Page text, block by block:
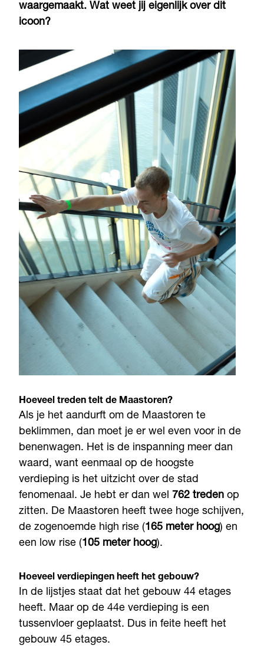
waargemaakt. Wat weet jij eigenlijk over dit
icoon?
Hoeveel treden telt de Maastoren?
Als je het aandurft om de Maastoren te
beklimmen, dan moet je er wel even voor in de
benenwagen. Het is de inspanning meer dan
waard, want eenmaal op de hoogste
verdieping is het uitzicht over de stad
fenomenaal. Je hebt er dan wel
762 treden op
zitten. De Maastoren heeft twee hoge schijven,
de zogenoemde high rise (165 meter hoog) en
een low rise (105 meter hoog).
Hoeveel verdiepingen heeft het gebouw?
In de lijstjes staat dat het gebouw 44 etages
heeft. Maar op de 44e verdieping is een
tussenvloer geplaatst. Dus in feite heeft het
gebouw 45 etages.